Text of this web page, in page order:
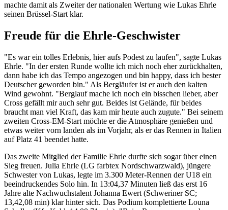
machte damit als Zweiter der nationalen Wertung wie Lukas Ehrle
seinen Brüssel-Start klar.
Freude für die Ehrle-Geschwister
"Es war ein tolles Erlebnis, hier aufs Podest zu laufen", sagte Lukas
Ehrle. "In der ersten Runde wollte ich mich noch eher zurückhalten,
dann habe ich das Tempo angezogen und bin happy, dass ich bester
Deutscher geworden bin." Als Bergläufer ist er auch den kalten
Wind gewohnt. "Berglauf mache ich noch ein bisschen lieber, aber
Cross gefällt mir auch sehr gut. Beides ist Gelände, für beides
braucht man viel Kraft, das kam mir heute auch zugute." Bei seinem
zweiten Cross-EM-Start möchte er die Atmosphäre genießen und
etwas weiter vorn landen als im Vorjahr, als er das Rennen in Italien
auf Platz 41 beendet hatte.
Das zweite Mitglied der Familie Ehrle durfte sich sogar über einen
Sieg freuen. Julia Ehrle (LG farbtex Nordschwarzwald), jüngere
Schwester von Lukas, legte im 3.300 Meter-Rennen der U18 ein
beeindruckendes Solo hin. In 13:04,37 Minuten ließ das erst 16
Jahre alte Nachwuchstalent Johanna Ewert (Schweriner SC;
13,42,08 min) klar hinter sich. Das Podium komplettierte Louna